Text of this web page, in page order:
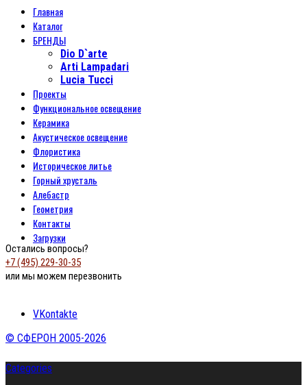
Главная
Каталог
БРЕНДЫ
Dio D`arte
Arti Lampadari
Lucia Tucci
Проекты
Функциональное освещение
Керамика
Акустическое освещение
Флористика
Историческое литье
Горный хрусталь
Алебастр
Геометрия
Контакты
Загрузки
Остались вопросы?
+7 (495) 229-30-35
или мы можем перезвонить
VKontakte
© СФЕРОН 2005-2026
Categories